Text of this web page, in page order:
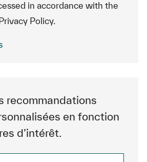
in accordance with the
Policy.
recommandations
en fonction
d’intérêt.